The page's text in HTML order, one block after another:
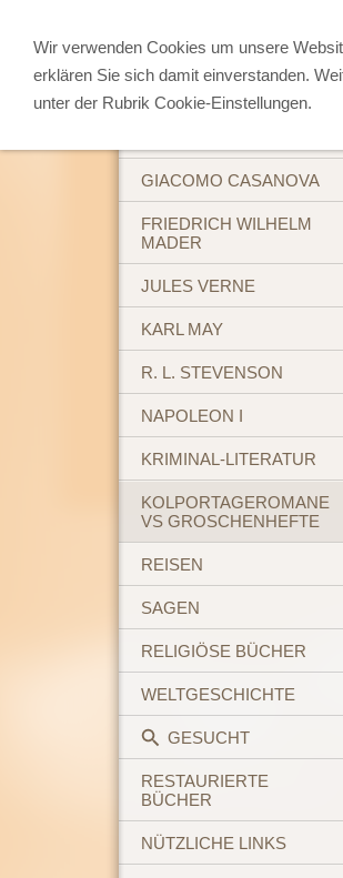
ABENTEUERBÜCHER
GIACOMO CASANOVA
FRIEDRICH WILHELM
MADER
JULES VERNE
KARL MAY
R. L. STEVENSON
NAPOLEON I
KRIMINAL-LITERATUR
KOLPORTAGEROMANE
VS GROSCHENHEFTE
REISEN
SAGEN
RELIGIÖSE BÜCHER
WELTGESCHICHTE
GESUCHT
RESTAURIERTE
BÜCHER
NÜTZLICHE LINKS
Wir verwenden Cookies um unsere
erklären Sie sich damit einverstanden.
unter der Rubrik Cookie-Einstellungen.